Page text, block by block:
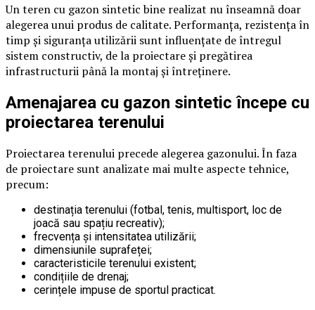
Un teren cu gazon sintetic bine realizat nu înseamnă doar
alegerea unui produs de calitate. Performanța, rezistența în
timp și siguranța utilizării sunt influențate de întregul
sistem constructiv, de la proiectare și pregătirea
infrastructurii până la montaj și întreținere.
Amenajarea cu gazon sintetic începe cu
proiectarea terenului
Proiectarea terenului precede alegerea gazonului. În faza
de proiectare sunt analizate mai multe aspecte tehnice,
precum:
destinația terenului (fotbal, tenis, multisport, loc de
joacă sau spațiu recreativ);
frecvența și intensitatea utilizării;
dimensiunile suprafeței;
caracteristicile terenului existent;
condițiile de drenaj;
cerințele impuse de sportul practicat.